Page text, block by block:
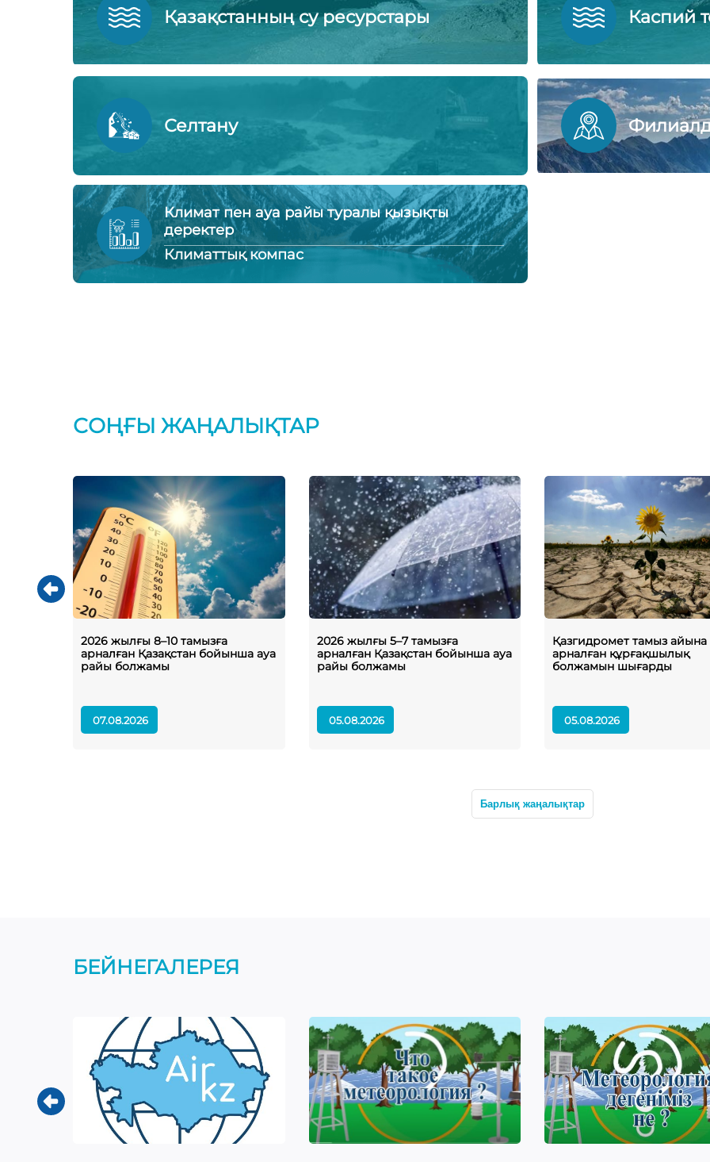
Қазақстанның су ресурстары Каспий
Селтану
Климат пен ауа райы туралы қызықты
деректер
Климаттық компас
СОҢҒЫ ЖАҢАЛЫҚТАР
2026 жылғы 8–10 тамызға
арналған Қазақстан бойынша ауа
райы болжамы
07.08.2026
2026 жылғы 5–7 тамызға
арналған Қазақстан бойынша ауа
райы болжамы
05.08.2026
Қазгидромет тамыз айына
арналған құрғақшылық
болжамын шығарды
05.08.2026
Барлық жаңалықтар
БЕЙНЕГАЛЕРЕЯ